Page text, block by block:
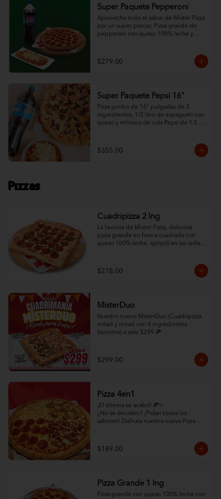
Super Paquete Pepperoni
Aprovecha todo el sabor de Mister Pizza
por un super precio; Pizza grande de
pepperoni con queso 100% leche y
de 1.5 L.
$279.00
Super Paquete Pepsi 16"
Pizza jumbo de 16" pulgadas de 2
ingredientes, 1/2 litro de espagueti con
queso y refresco de cola Pepsi de 1.5
$355.00
Pizzas
Cuadripizza 2 Ing
La favorita de Mister Pizza, deliciosa
pizza grande en forma cuadrada con
queso 100% leche, ajonjolí en las orillas
$278.00
MisterDuo
Nuestro nuevo MisterDuo (Cuadripizza
mitad y mitad con 4 ingredientes
favoritos) a solo $299 🍕
$299.00
Pizza 4en1
¡El dilema se acabó! 🍕✨
¿No se deciden? ¡Pidan todos los
sabores! Disfruta nuestra nueva Pizza
mucho quesoo. ¡Variedad total por solo
$189!
$189.00
Pizza Grande 1 Ing
Pizza grande con queso 100% leche con